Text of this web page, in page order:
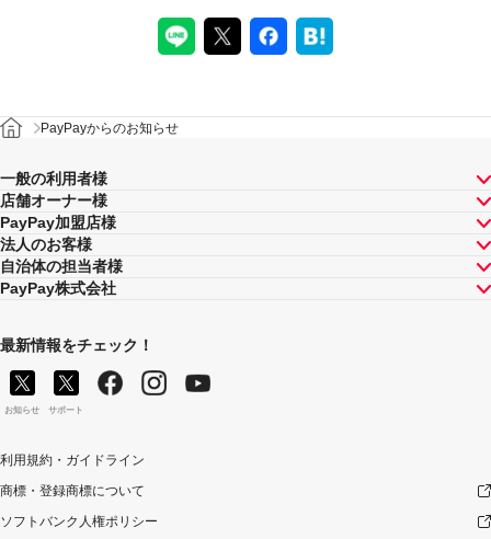
PayPayからのお知らせ
一般の利用者様
店舗オーナー様
PayPay加盟店様
法人のお客様
自治体の担当者様
PayPay株式会社
最新情報をチェック！
お知らせ サポート
利用規約・ガイドライン
商標・登録商標について
ソフトバンク人権ポリシー